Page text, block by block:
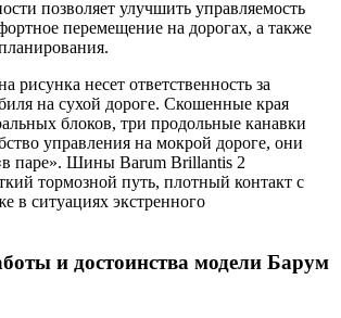
позволяет улучшить управляемость
перемещение на дорогах, а также
рисунка несет ответственность за
на сухой дороге. Скошенные края
блоков, три продольные канавки
управления на мокрой дороге, они
паре». Шины Barum Brillantis 2
тормозной путь, плотный контакт с
в ситуациях экстренного
и достоинства модели Барум